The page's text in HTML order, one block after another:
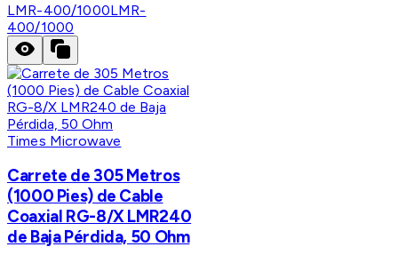
LMR-400/1000LMR-
400/1000
Times Microwave
Carrete de 305 Metros
(1000 Pies) de Cable
Coaxial RG-8/X LMR240
de Baja Pérdida, 50 Ohm